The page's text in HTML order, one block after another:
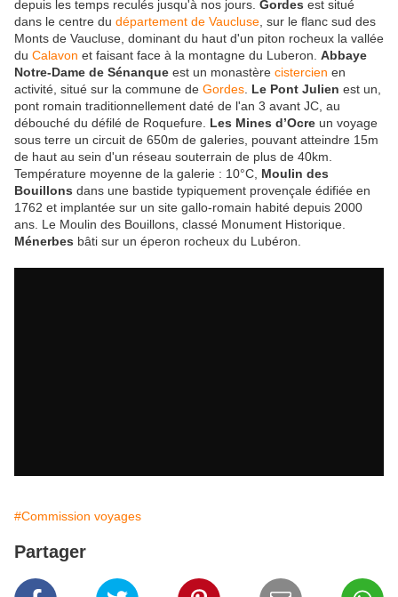
depuis les temps reculés jusqu'à nos jours. Gordes est situé
dans le centre du département de Vaucluse , sur le flanc sud des
Monts de Vaucluse, dominant du haut d'un piton rocheux la vallée
du Calavon et faisant face à la montagne du Luberon. Abbaye
Notre-Dame de Sénanque est un monastère cistercien en
activité, situé sur la commune de Gordes Le Pont Julien est un,
pont romain traditionnellement daté de l'an 3 avant JC, au
débouché du défilé de Roquefure. Les Mines d’Ocre un voyage
sous terre un circuit de 650m de galeries, pouvant atteindre 15m
de haut au sein d'un réseau souterrain de plus de 40km.
Température moyenne de la galerie : 10°C, Moulin des
Bouillons dans une bastide typiquement provençale édifiée en
1762 et implantée sur un site gallo-romain habité depuis 2000
ans. Le Moulin des Bouillons, classé Monument Historique.
Ménerbes bâti sur un éperon rocheux du Lubéron.
#Commission voyages
Partager